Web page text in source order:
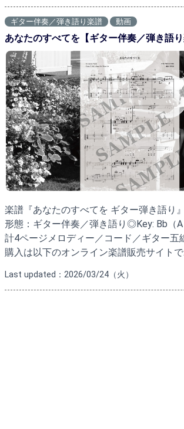
ギター伴奏／弾き語り楽譜 動画
あなたのすべてを【ギター伴奏／弾き語り
楽譜『あなたのすべてを ギター弾き語り
形態：ギター伴奏／弾き語り◎Key: Bb（
計4ページメロディー／コード／ギター
購入は以下のオンライン楽譜販売サイト
Last updated：2026/03/24（火）